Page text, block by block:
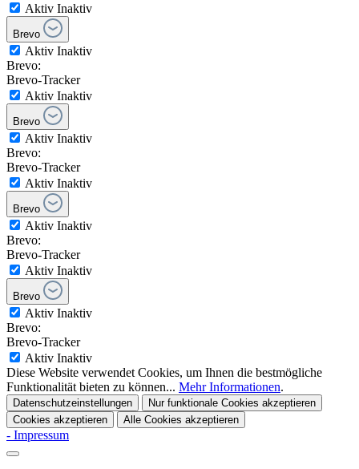
Aktiv Inaktiv
Brevo
Aktiv Inaktiv
Brevo:
Brevo-Tracker
Aktiv Inaktiv
Brevo
Aktiv Inaktiv
Brevo:
Brevo-Tracker
Aktiv Inaktiv
Brevo
Aktiv Inaktiv
Brevo:
Brevo-Tracker
Aktiv Inaktiv
Brevo
Aktiv Inaktiv
Brevo:
Brevo-Tracker
Aktiv Inaktiv
Diese Website verwendet Cookies, um Ihnen die bestmögliche
Funktionalität bieten zu können... Mehr Informationen.
Datenschutzeinstellungen
Nur funktionale Cookies akzeptieren
Cookies akzeptieren
Alle Cookies akzeptieren
- Impressum